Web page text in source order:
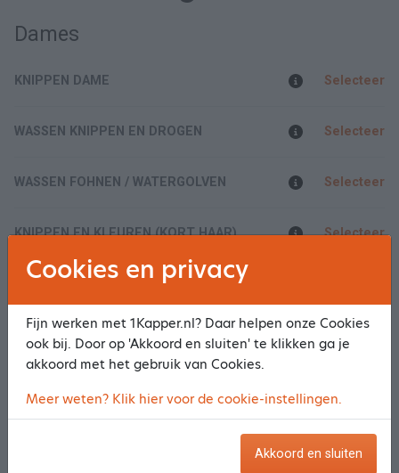
Dames
KNIPPEN DAME Selecteer
WASSEN KNIPPEN EN DROGEN Selecteer
WASSEN FOHNEN / WATERGOLVEN Selecteer
KNIPPEN EN KLEUREN (KORT HAAR) Selecteer
KNIPPEN KLEUREN (HALF LANG HAAR)
Toon meer/minder
Selecteer
Cookies en privacy
Fijn werken met 1Kapper.nl? Daar helpen onze Cookies
ook bij. Door op 'Akkoord en sluiten' te klikken ga je
akkoord met het gebruik van Cookies.
Meer weten? Klik hier voor de cookie-instellingen.
Akkoord en sluiten